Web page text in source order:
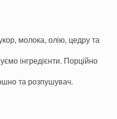
молока, олію, цедру та
інгредієнти. Порційно
та розпушувач.